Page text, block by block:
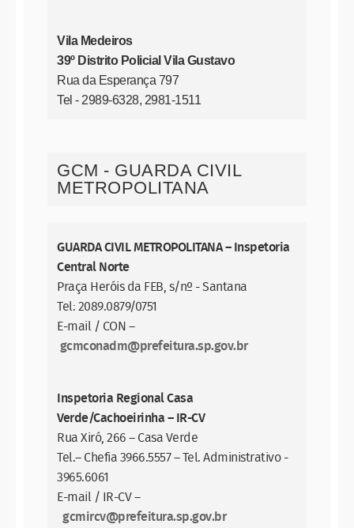
Vila Medeiros
39º Distrito Policial Vila Gustavo
Rua da Esperança 797
Tel - 2989-6328, 2981-1511
GCM - GUARDA CIVIL
METROPOLITANA
GUARDA CIVIL METROPOLITANA – Inspetoria
Central Norte
Praça Heróis da FEB, s/nº - Santana
Tel: 2089.0879/0751
E-mail / CON –
gcmconadm@prefeitura.sp.gov.br
Inspetoria Regional Casa
Verde/Cachoeirinha – IR-CV
Rua Xiró, 266 – Casa Verde
Tel.– Chefia 3966.5557 – Tel. Administrativo -
3965.6061
E-mail / IR-CV –
gcmircv@prefeitura.sp.gov.br